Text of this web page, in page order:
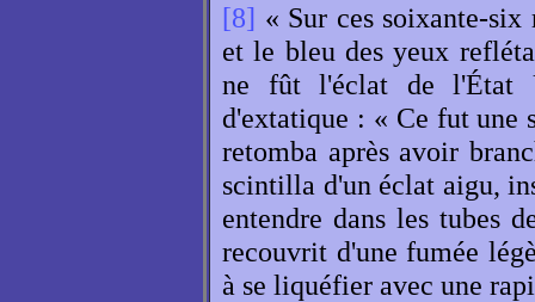
[8] « Sur ces soixante-six
et le bleu des yeux
ne fût l'éclat de l'État
d'extatique : « Ce fut une
retomba après avoir
scintilla d'un éclat aigu,
entendre dans les tubes
recouvrit d'une fumée
à se liquéfier avec une